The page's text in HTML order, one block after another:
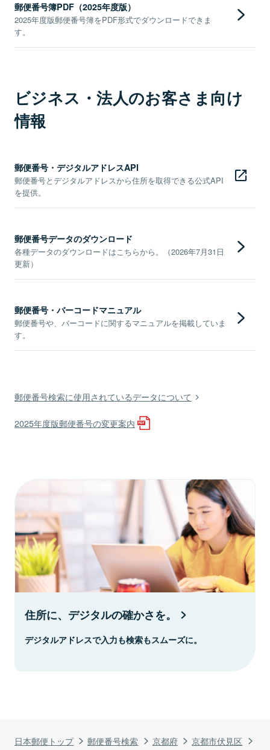
日本郵便トップ 郵便番号検索 京都府
京都市伏見区
郵便番号簿PDF（2025年度版）
2025年度版郵便番号簿をPDF形式でダウンロードできま
す。
ビジネス・法人のお客さま向け
情報
郵便番号・デジタルアドレスAPI
郵便番号とデジタルアドレスから住所を取得できる公式API
を提供。
郵便番号データのダウンロード
各種データのダウンロードはこちらから。（2026年7月31日
更新）
郵便番号・バーコードマニュアル
郵便番号や、バーコードに関するマニュアルを掲載していま
す。
郵便番号検索に使用されているデータについて
2025年度版郵便番号の変更案内
住所に、デジタルの確かさを。
デジタルアドレスで入力も検索もスムーズに。